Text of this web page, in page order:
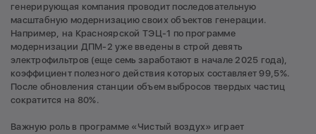
генерирующая компания проводит последовательную
масштабную модернизацию своих объектов генерации.
Например, на Красноярской ТЭЦ-1 по программе
модернизации ДПМ-2 уже введены в строй девять
электрофильтров (еще семь заработают в начале 2025 года),
коэффициент полезного действия которых составляет 99,5%.
После обновления станции объем выбросов твердых частиц
сократится на 80%.
Важную роль в программе «Чистый воздух» играет